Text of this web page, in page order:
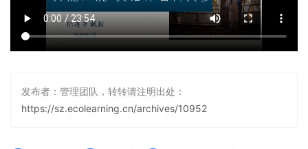
发布者：管理团队，转转请注明出处：
https://sz.ecolearning.cn/archives/10952